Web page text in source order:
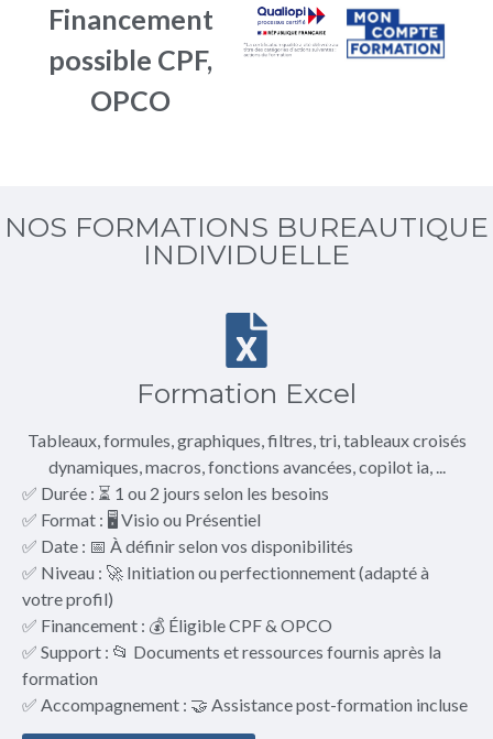
Financement
possible CPF,
OPCO
NOS FORMATIONS BUREAUTIQUE
INDIVIDUELLE
Formation Excel
Tableaux, formules, graphiques, filtres, tri, tableaux croisés
dynamiques, macros, fonctions avancées, copilot ia, ...
✅ Durée : ⏳ 1 ou 2 jours selon les besoins
✅ Format : 🖥️ Visio ou Présentiel
✅ Date : 📅 À définir selon vos disponibilités
✅ Niveau : 🚀 Initiation ou perfectionnement (adapté à
votre profil)
✅ Financement : 💰 Éligible CPF & OPCO
✅ Support : 📂 Documents et ressources fournis après la
formation
✅ Accompagnement : 🤝 Assistance post-formation incluse